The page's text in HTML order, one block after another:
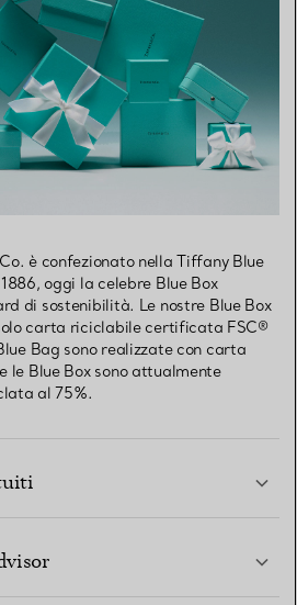
è confezionato nella Tiffany Blue
oggi la celebre Blue Box
di sostenibilità. Le nostre Blue Box
carta riciclabile certificata FSC®
Bag sono realizzate con carta
le Blue Box sono attualmente
al 75%.